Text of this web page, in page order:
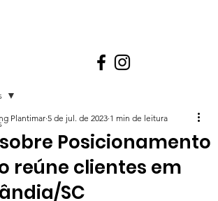
Posicionamento
reúne clientes em
SC
Plantimar 5 de jul. de 2023 1 min de leitura